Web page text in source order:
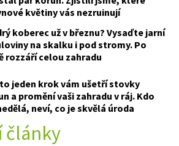
zahrada Speciál
květiny vás nezruinují
koberec už v březnu? Vysaďte jarní
na skalku i pod stromy. Po
rozzáří celou zahradu
jeden krok vám ušetří stovky
a promění vaši zahradu v ráj. Kdo
neví, co je skvělá úroda
články